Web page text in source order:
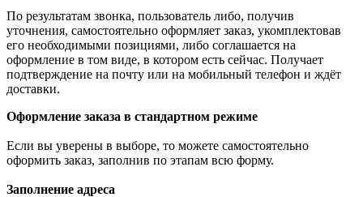
По результатам звонка, пользователь либо, получив
уточнения, самостоятельно оформляет заказ, укомплектовав
его необходимыми позициями, либо соглашается на
оформление в том виде, в котором есть сейчас. Получает
подтверждение на почту или на мобильный телефон и ждёт
доставки.
Оформление заказа в стандартном режиме
Если вы уверены в выборе, то можете самостоятельно
оформить заказ, заполнив по этапам всю форму.
Заполнение адреса